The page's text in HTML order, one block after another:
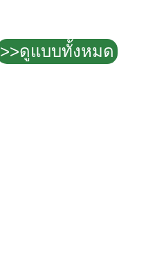
>>ดูแบบทั้งหมด